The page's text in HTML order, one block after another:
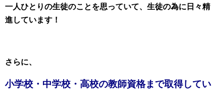
一人ひとりの生徒のことを思っていて、生徒の為に日々精
進しています！
さらに、
小学校・中学校・高校の教師資格まで取得してい